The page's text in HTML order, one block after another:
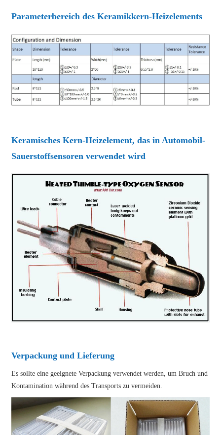
Parameterbereich des Keramikkern-Heizelements
Keramisches Kern-Heizelement, das in Automobil-
Sauerstoffsensoren verwendet wird
Verpackung und Lieferung
Es sollte eine geeignete Verpackung verwendet werden, um Bruch und
Kontamination während des Transports zu vermeiden.